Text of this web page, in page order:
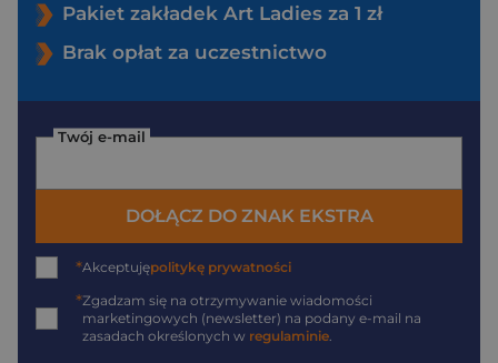
Pakiet zakładek Art Ladies za 1 zł
Brak opłat za uczestnictwo
Twój e-mail
DOŁĄCZ DO ZNAK EKSTRA
*Akceptujępolitykę prywatności
*Zgadzam się na otrzymywanie wiadomości
marketingowych (newsletter) na podany e-mail na
zasadach określonych w regulaminie